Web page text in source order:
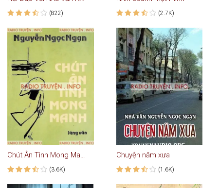
(822) (2.7K)
Chút Ân Tình Mong Manh
(3.6K)
Chuyện năm xưa
(1.6K)